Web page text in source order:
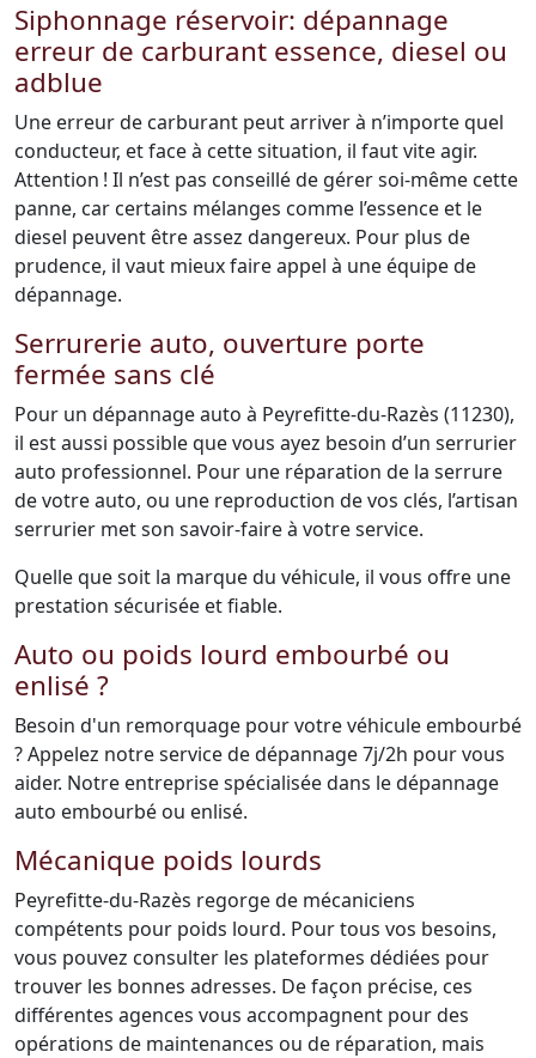
Siphonnage réservoir: dépannage
erreur de carburant essence, diesel ou
adblue
Une erreur de carburant peut arriver à n’importe quel
conducteur, et face à cette situation, il faut vite agir.
Attention ! Il n’est pas conseillé de gérer soi-même cette
panne, car certains mélanges comme l’essence et le
diesel peuvent être assez dangereux. Pour plus de
prudence, il vaut mieux faire appel à une équipe de
dépannage.
Serrurerie auto, ouverture porte
fermée sans clé
Pour un dépannage auto à Peyrefitte-du-Razès (11230),
il est aussi possible que vous ayez besoin d’un serrurier
auto professionnel. Pour une réparation de la serrure
de votre auto, ou une reproduction de vos clés, l’artisan
serrurier met son savoir-faire à votre service.
Quelle que soit la marque du véhicule, il vous offre une
prestation sécurisée et fiable.
Auto ou poids lourd embourbé ou
enlisé ?
Besoin d'un remorquage pour votre véhicule embourbé
? Appelez notre service de dépannage 7j/2h pour vous
aider. Notre entreprise spécialisée dans le dépannage
auto embourbé ou enlisé.
Mécanique poids lourds
Peyrefitte-du-Razès regorge de mécaniciens
compétents pour poids lourd. Pour tous vos besoins,
vous pouvez consulter les plateformes dédiées pour
trouver les bonnes adresses. De façon précise, ces
différentes agences vous accompagnent pour des
opérations de maintenances ou de réparation, mais